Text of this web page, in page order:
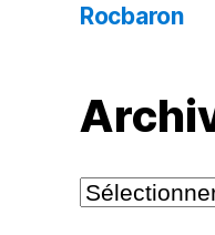
Rocbaron
Archives